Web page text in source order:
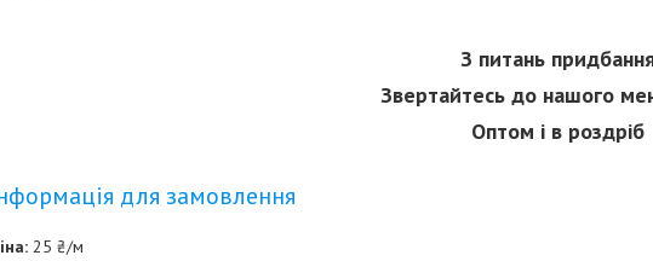
З питань
Звертайтесь до нашого
Оптом і в роздріб
для замовлення
25 ₴/м